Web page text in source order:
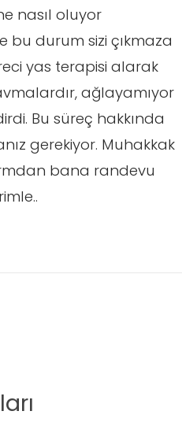
nasıl oluyor
bu durum sizi çıkmaza
yas terapisi alarak
ağlayamıyor
Bu süreç hakkında
gerekiyor. Muhakkak
bana randevu